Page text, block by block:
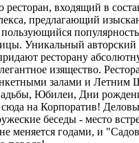
ресторан, входящий в
предлагающий
Уникальный авторский
ресторану
изящество.
залами и Летним
Юбилеи, Дни
сюда на Корпоратив!
беседы - место
меняется годами, и